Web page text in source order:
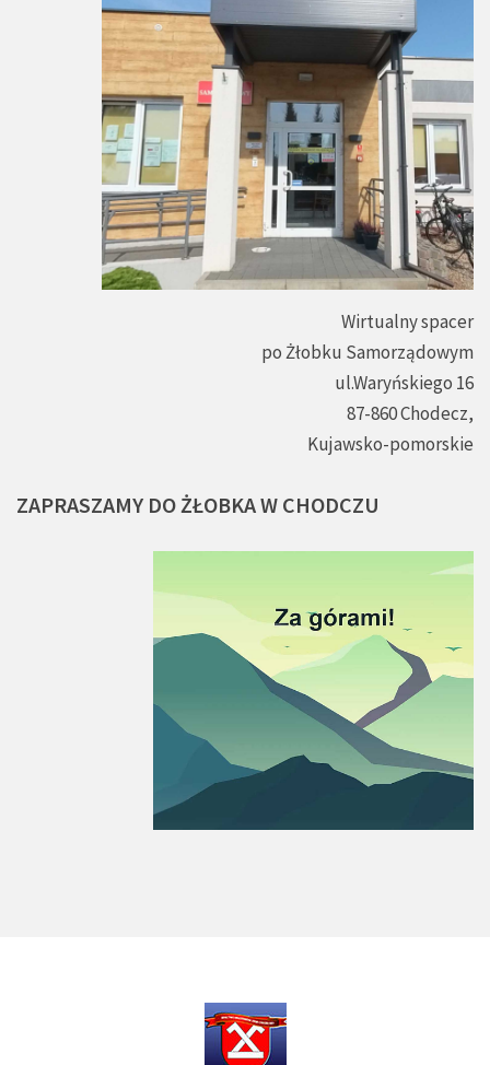
Wirtualny spacer
po Żłobku Samorządowym
ul.Waryńskiego 16
87-860 Chodecz,
Kujawsko-pomorskie
ZAPRASZAMY DOŻŁOBKAW CHODCZU